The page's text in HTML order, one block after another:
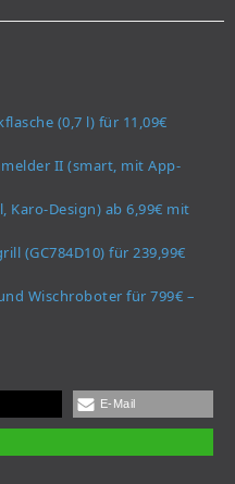
(0,7 l) für 11,09€
II (smart, mit App-
Karo-Design) ab 6,99€ mit
(GC784D10) für 239,99€
Wischroboter für 799€ –
E-Mail